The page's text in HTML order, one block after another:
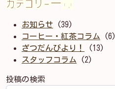
お知らせ (39)
コーヒー・紅茶コラム
(6)
ざつだんびより！
(13)
スタッフコラム
(2)
投稿の検索